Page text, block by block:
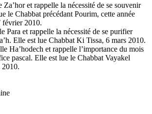
Za’hor et rappelle la nécessité de se souvenir
le Chabbat précédant Pourim, cette année
février 2010.
Para et rappelle la nécessité de se purifier
Elle est lue Chabbat Ki Tissa, 6 mars 2010.
Ha’hodech et rappelle l’importance du mois
pascal. Elle est lue le Chabbat Vayakel
2010.